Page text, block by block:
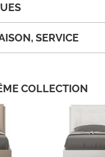
SERVICE
COLLECTION